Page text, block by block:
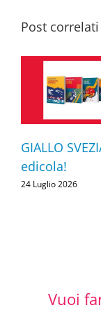
Post correlati
GIALLO
edicola!
24 Luglio 2026
Vuoi